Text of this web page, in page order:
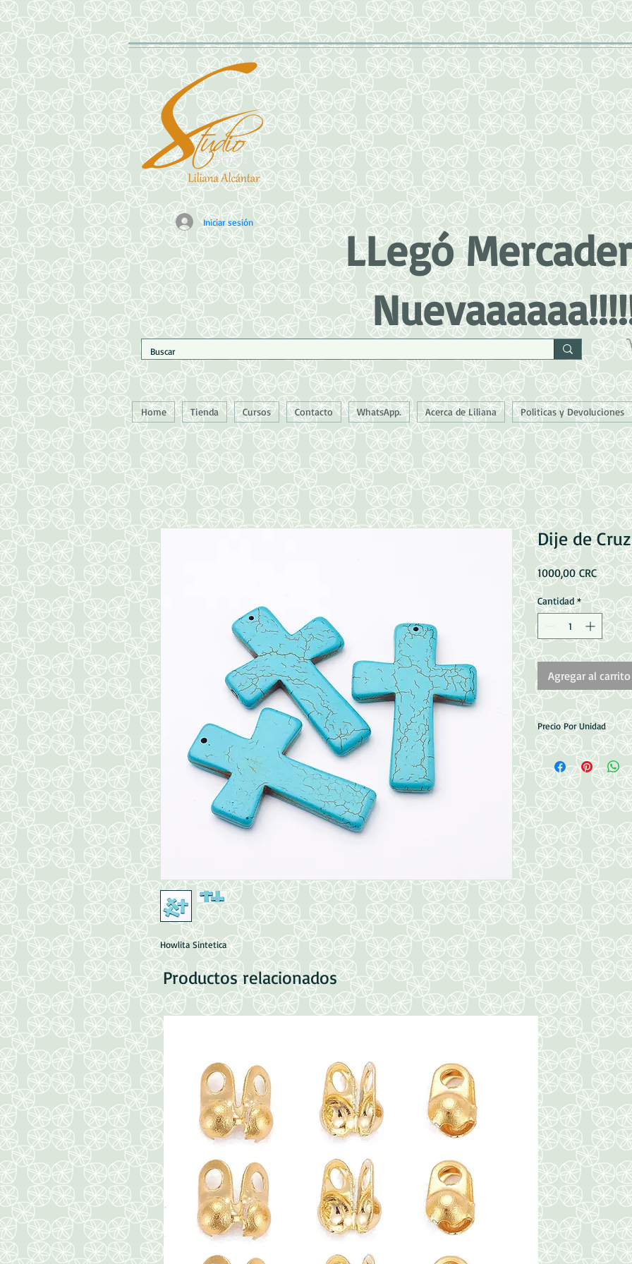
Iniciar sesión
LLegó
Home Tienda Cursos Contacto WhatsApp. Acerca de Liliana Politicas y Devoluciones
Howlita Sintetica
Dije de
1000,00 CRCPrecio
Cantidad *
Agregar al carrito
Precio Por Unidad
Medidas: 40x60mm
Perforacion 1mm
Productos relacionados
Nuevo